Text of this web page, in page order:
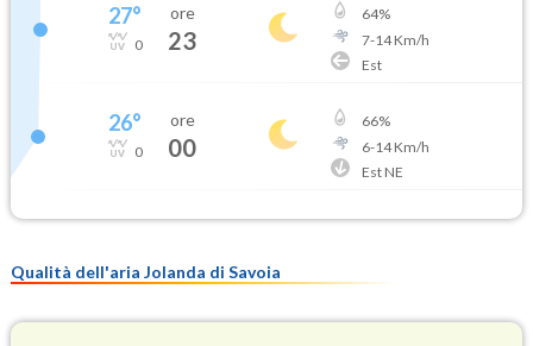
27°
0
ore
23
64%
7-14Km/h
Est
26°
0
ore
00
66%
6-14Km/h
Est NE
Qualità dell'aria Jolanda di Savoia